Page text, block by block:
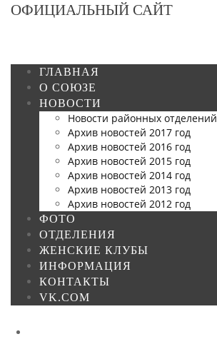
ОФИЦИАЛЬНЫЙ САЙТ
ГЛАВНАЯ
О СОЮЗЕ
НОВОСТИ
Новости районных отделений
Архив новостей 2017 год
Архив новостей 2016 год
Архив новостей 2015 год
Архив новостей 2014 год
Архив новостей 2013 год
Архив новостей 2012 год
ФОТО
ОТДЕЛЕНИЯ
ЖЕНСКИЕ КЛУБЫ
ИНФОРМАЦИЯ
КОНТАКТЫ
VK.COM